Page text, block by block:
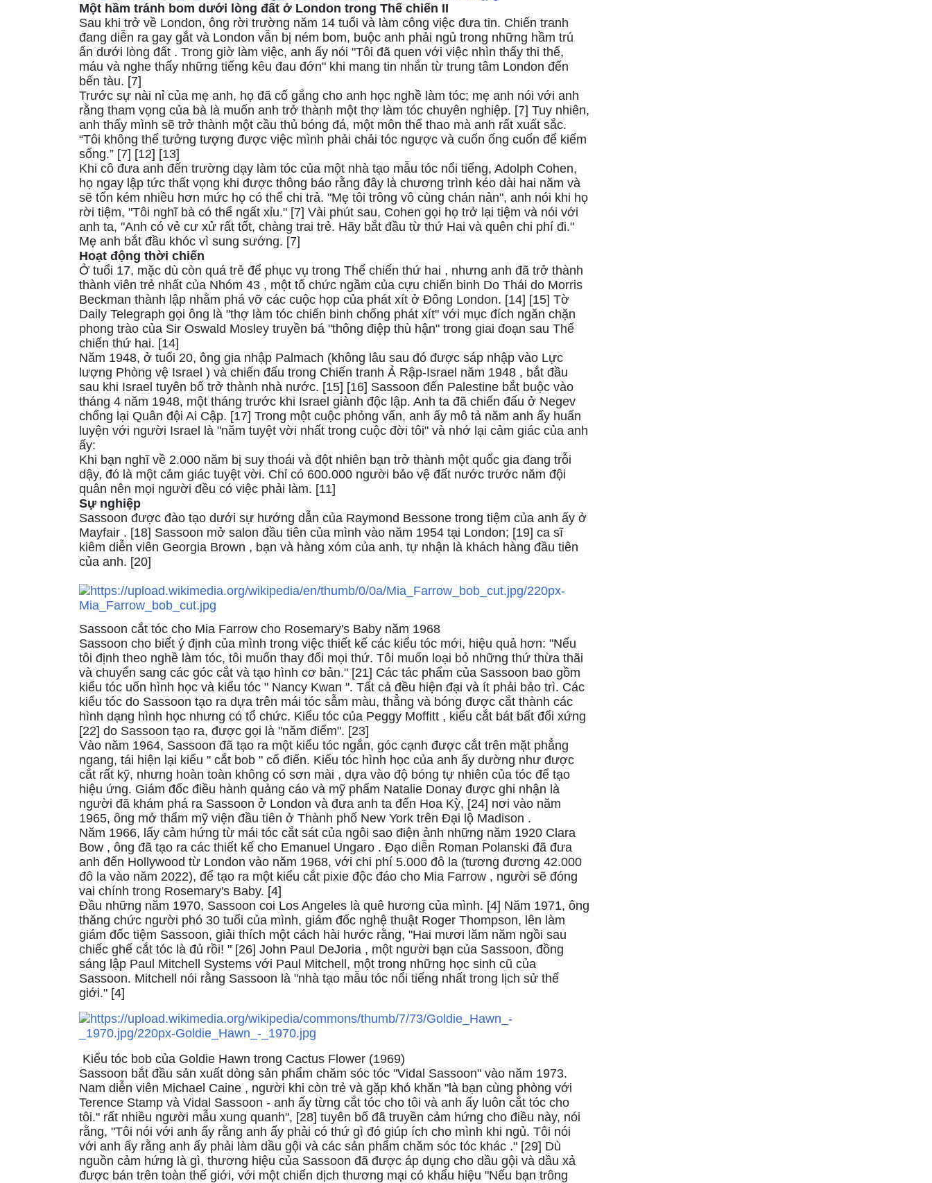
Một hầm tránh bom dưới lòng đất ở London trong Thế chiến II
Sau khi trở về London, ông rời trường năm 14 tuổi và làm công việc đưa tin. Chiến tranh
đang diễn ra gay gắt và London vẫn bị ném bom, buộc anh phải ngủ trong những hầm trú
ẩn dưới lòng đất . Trong giờ làm việc, anh ấy nói "Tôi đã quen với việc nhìn thấy thi thể,
máu và nghe thấy những tiếng kêu đau đớn" khi mang tin nhắn từ trung tâm London đến
bến tàu. [7]
Trước sự nài nỉ của mẹ anh, họ đã cố gắng cho anh học nghề làm tóc; mẹ anh nói với anh
rằng tham vọng của bà là muốn anh trở thành một thợ làm tóc chuyên nghiệp. [7] Tuy nhiên,
anh thấy mình sẽ trở thành một cầu thủ bóng đá, một môn thể thao mà anh rất xuất sắc.
“Tôi không thể tưởng tượng được việc mình phải chải tóc ngược và cuốn ống cuốn để kiếm
sống.” [7] [12] [13]
Khi cô đưa anh đến trường dạy làm tóc của một nhà tạo mẫu tóc nổi tiếng, Adolph Cohen,
họ ngay lập tức thất vọng khi được thông báo rằng đây là chương trình kéo dài hai năm và
sẽ tốn kém nhiều hơn mức họ có thể chi trả. "Mẹ tôi trông vô cùng chán nản", anh nói khi họ
rời tiệm, "Tôi nghĩ bà có thể ngất xỉu." [7] Vài phút sau, Cohen gọi họ trở lại tiệm và nói với
anh ta, "Anh có vẻ cư xử rất tốt, chàng trai trẻ. Hãy bắt đầu từ thứ Hai và quên chi phí đi."
Mẹ anh bắt đầu khóc vì sung sướng. [7]
Hoạt động thời chiến
Ở tuổi 17, mặc dù còn quá trẻ để phục vụ trong Thế chiến thứ hai , nhưng anh đã trở thành
thành viên trẻ nhất của Nhóm 43 , một tổ chức ngầm của cựu chiến binh Do Thái do Morris
Beckman thành lập nhằm phá vỡ các cuộc họp của phát xít ở Đông London. [14] [15] Tờ
Daily Telegraph gọi ông là "thợ làm tóc chiến binh chống phát xít" với mục đích ngăn chặn
phong trào của Sir Oswald Mosley truyền bá "thông điệp thù hận" trong giai đoạn sau Thế
chiến thứ hai. [14]
Năm 1948, ở tuổi 20, ông gia nhập Palmach (không lâu sau đó được sáp nhập vào Lực
lượng Phòng vệ Israel ) và chiến đấu trong Chiến tranh Ả Rập-Israel năm 1948 , bắt đầu
sau khi Israel tuyên bố trở thành nhà nước. [15] [16] Sassoon đến Palestine bắt buộc vào
tháng 4 năm 1948, một tháng trước khi Israel giành độc lập. Anh ta đã chiến đấu ở Negev
chống lại Quân đội Ai Cập. [17] Trong một cuộc phỏng vấn, anh ấy mô tả năm anh ấy huấn
luyện với người Israel là "năm tuyệt vời nhất trong cuộc đời tôi" và nhớ lại cảm giác của anh
ấy:
Khi bạn nghĩ về 2.000 năm bị suy thoái và đột nhiên bạn trở thành một quốc gia đang trỗi
dậy, đó là một cảm giác tuyệt vời. Chỉ có 600.000 người bảo vệ đất nước trước năm đội
quân nên mọi người đều có việc phải làm. [11]
Sự nghiệp
Sassoon được đào tạo dưới sự hướng dẫn của Raymond Bessone trong tiệm của anh ấy ở
Mayfair . [18] Sassoon mở salon đầu tiên của mình vào năm 1954 tại London; [19] ca sĩ
kiêm diễn viên Georgia Brown , bạn và hàng xóm của anh, tự nhận là khách hàng đầu tiên
của anh. [20]
Sassoon cắt tóc cho Mia Farrow cho Rosemary's Baby năm 1968
Sassoon cho biết ý định của mình trong việc thiết kế các kiểu tóc mới, hiệu quả hơn: "Nếu
tôi định theo nghề làm tóc, tôi muốn thay đổi mọi thứ. Tôi muốn loại bỏ những thứ thừa thãi
và chuyển sang các góc cắt và tạo hình cơ bản." [21] Các tác phẩm của Sassoon bao gồm
kiểu tóc uốn hình học và kiểu tóc " Nancy Kwan ". Tất cả đều hiện đại và ít phải bảo trì. Các
kiểu tóc do Sassoon tạo ra dựa trên mái tóc sẫm màu, thẳng và bóng được cắt thành các
hình dạng hình học nhưng có tổ chức. Kiểu tóc của Peggy Moffitt , kiểu cắt bát bất đối xứng
[22] do Sassoon tạo ra, được gọi là "năm điểm". [23]
Vào năm 1964, Sassoon đã tạo ra một kiểu tóc ngắn, góc cạnh được cắt trên mặt phẳng
ngang, tái hiện lại kiểu " cắt bob " cổ điển. Kiểu tóc hình học của anh ấy dường như được
cắt rất kỹ, nhưng hoàn toàn không có sơn mài , dựa vào độ bóng tự nhiên của tóc để tạo
hiệu ứng. Giám đốc điều hành quảng cáo và mỹ phẩm Natalie Donay được ghi nhận là
người đã khám phá ra Sassoon ở London và đưa anh ta đến Hoa Kỳ, [24] nơi vào năm
1965, ông mở thẩm mỹ viện đầu tiên ở Thành phố New York trên Đại lộ Madison .
Năm 1966, lấy cảm hứng từ mái tóc cắt sát của ngôi sao điện ảnh những năm 1920 Clara
Bow , ông đã tạo ra các thiết kế cho Emanuel Ungaro . Đạo diễn Roman Polanski đã đưa
anh đến Hollywood từ London vào năm 1968, với chi phí 5.000 đô la (tương đương 42.000
đô la vào năm 2022), để tạo ra một kiểu cắt pixie độc đáo cho Mia Farrow , người sẽ đóng
vai chính trong Rosemary's Baby. [4]
Đầu những năm 1970, Sassoon coi Los Angeles là quê hương của mình. [4] Năm 1971, ông
thăng chức người phó 30 tuổi của mình, giám đốc nghệ thuật Roger Thompson, lên làm
giám đốc tiệm Sassoon, giải thích một cách hài hước rằng, "Hai mươi lăm năm ngồi sau
chiếc ghế cắt tóc là đủ rồi! " [26] John Paul DeJoria , một người bạn của Sassoon, đồng
sáng lập Paul Mitchell Systems với Paul Mitchell, một trong những học sinh cũ của
Sassoon. Mitchell nói rằng Sassoon là "nhà tạo mẫu tóc nổi tiếng nhất trong lịch sử thế
giới." [4]
Kiểu tóc bob của Goldie Hawn trong Cactus Flower (1969)
Sassoon bắt đầu sản xuất dòng sản phẩm chăm sóc tóc "Vidal Sassoon" vào năm 1973.
Nam diễn viên Michael Caine , người khi còn trẻ và gặp khó khăn "là bạn cùng phòng với
Terence Stamp và Vidal Sassoon - anh ấy từng cắt tóc cho tôi và anh ấy luôn cắt tóc cho
tôi." rất nhiều người mẫu xung quanh", [28] tuyên bố đã truyền cảm hứng cho điều này, nói
rằng, "Tôi nói với anh ấy rằng anh ấy phải có thứ gì đó giúp ích cho mình khi ngủ. Tôi nói
với anh ấy rằng anh ấy phải làm dầu gội và các sản phẩm chăm sóc tóc khác ." [29] Dù
nguồn cảm hứng là gì, thương hiệu của Sassoon đã được áp dụng cho dầu gội và dầu xả
được bán trên toàn thế giới, với một chiến dịch thương mại có khẩu hiệu "Nếu bạn trông